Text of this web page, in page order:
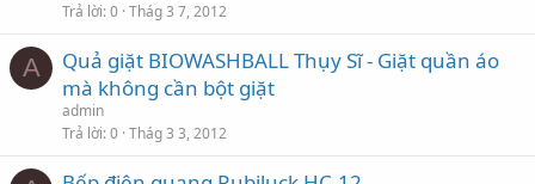
Trả lời 0 Thág 3 7, 2012
A
Quả giặt BIOWASHBALL Thụy Sĩ - Giặt quần áo
mà không cần bột giặt
admin
Trả lời 0 Thág 3 3, 2012